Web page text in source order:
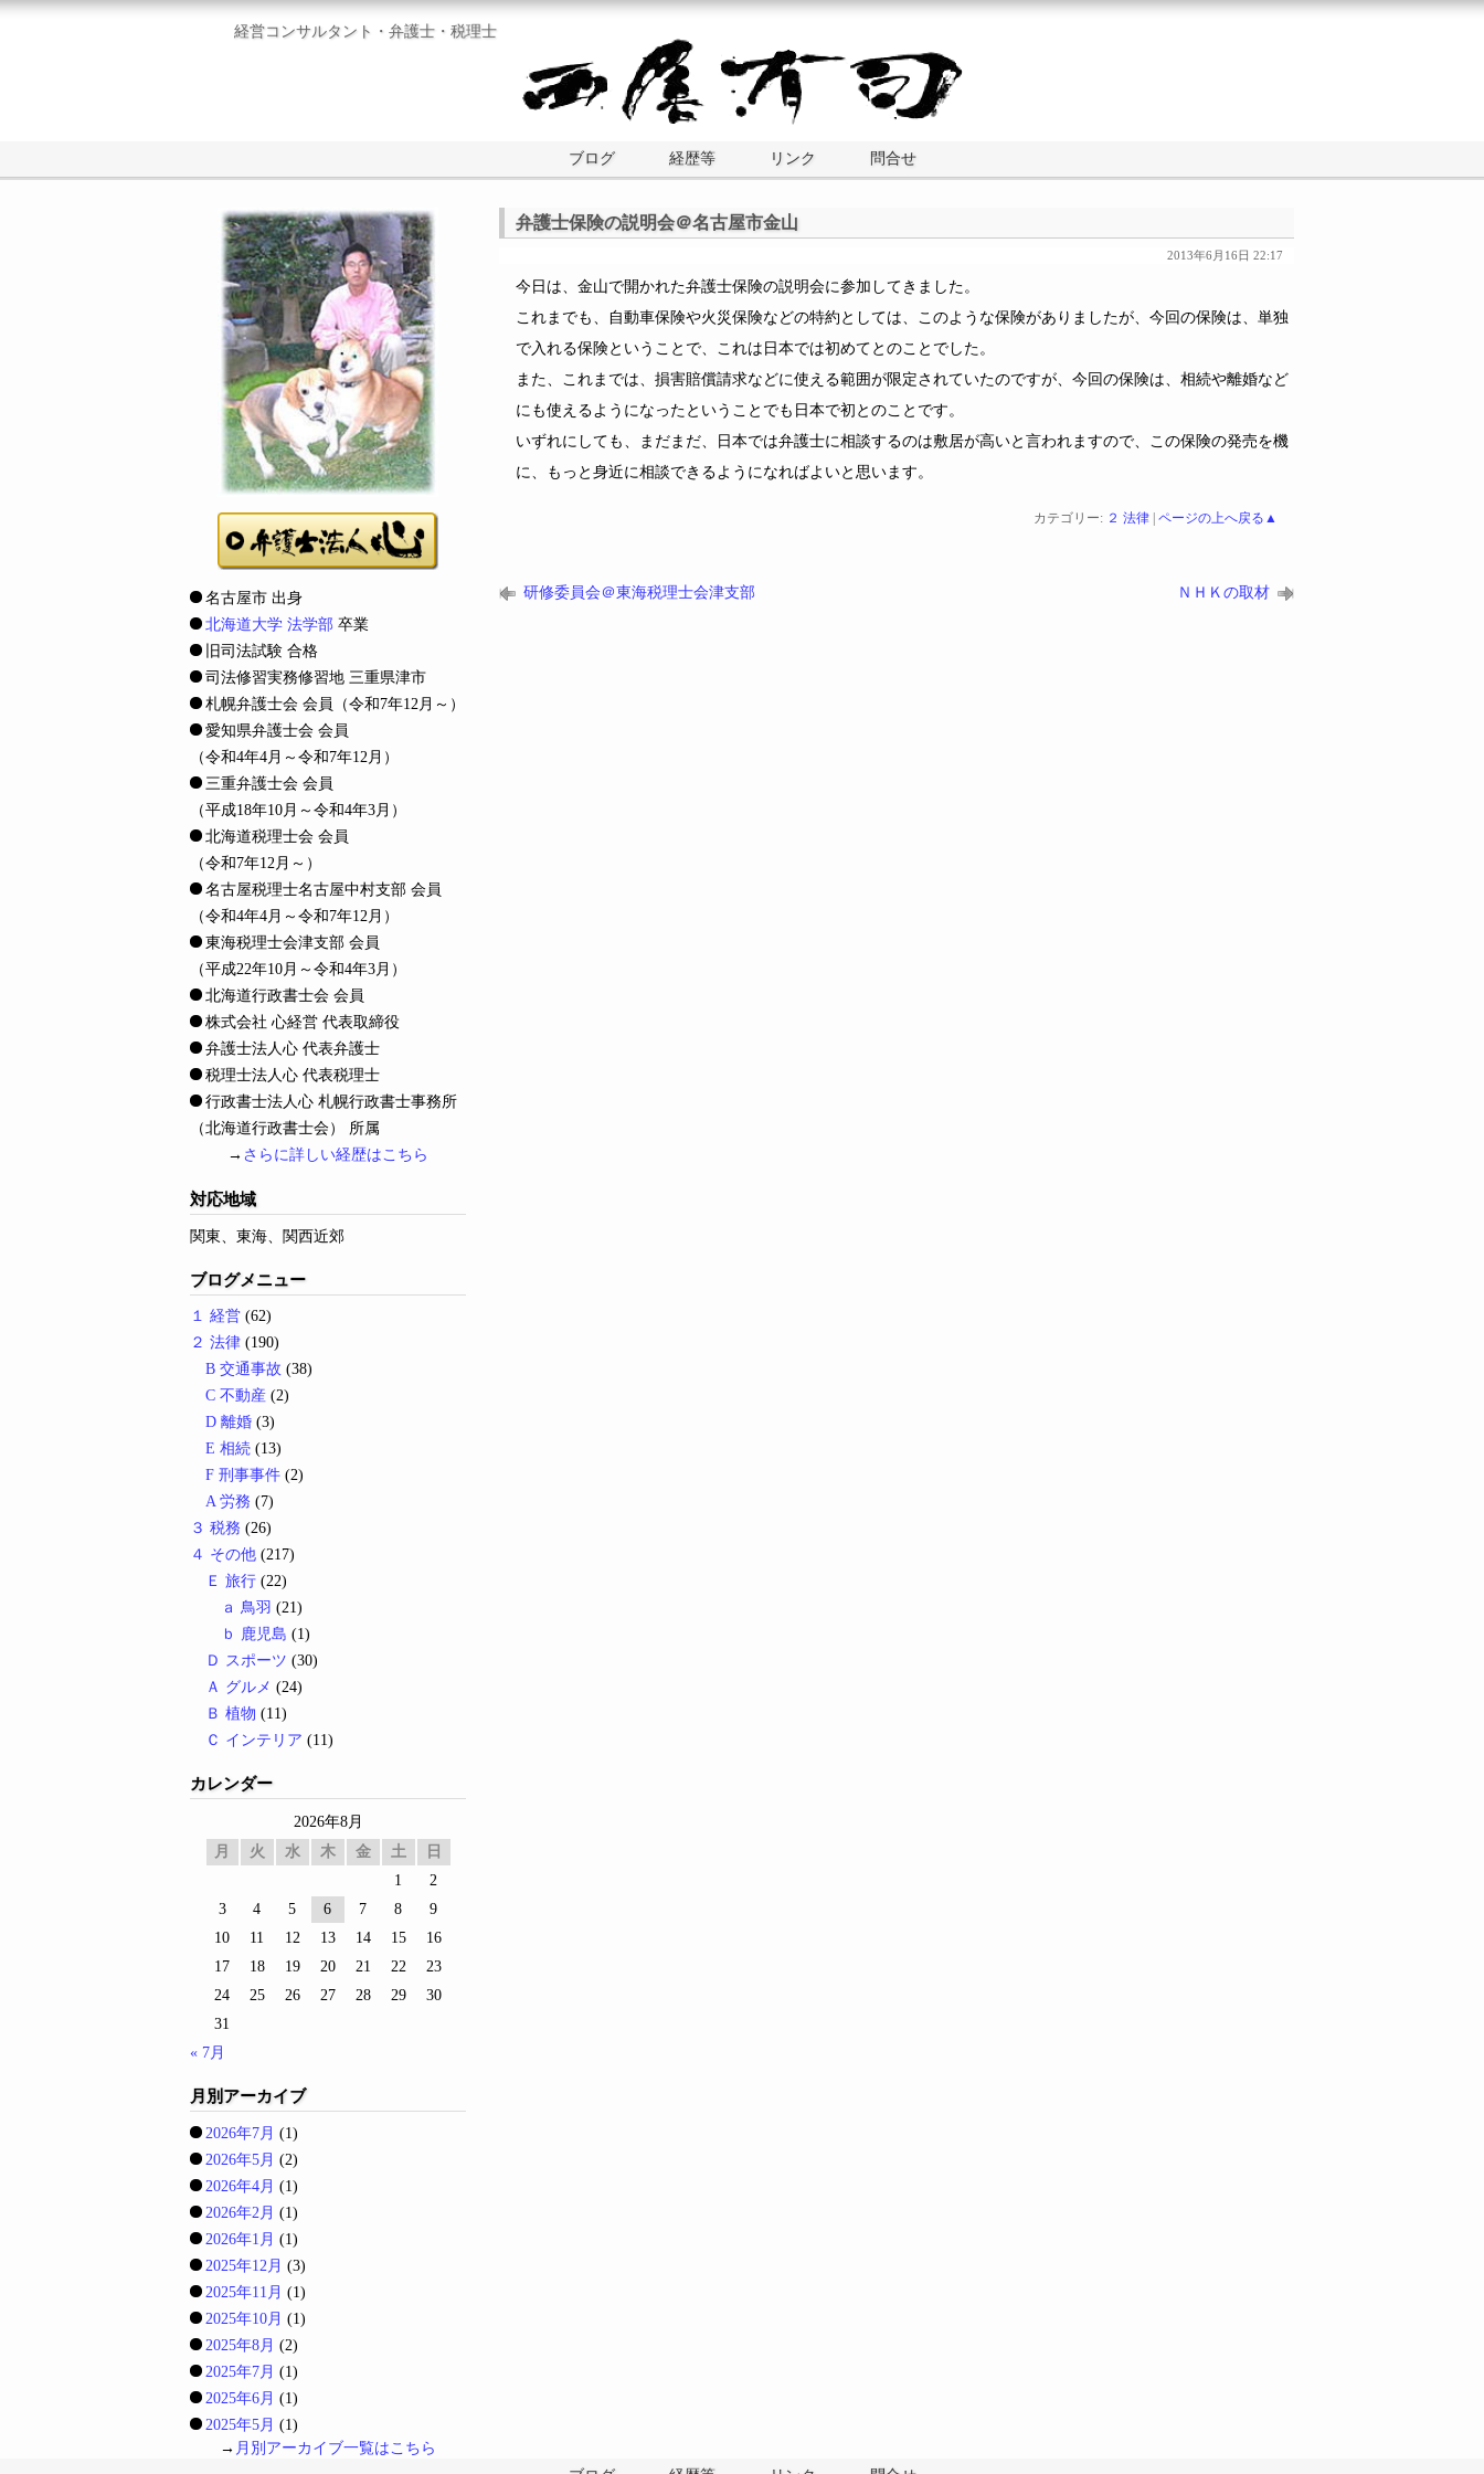
経営コンサルタント・弁護士・税理士
ブログ 経歴等 リンク 問合せ
弁護士保険の説明会＠名古屋市金山
2013年6月16日 22:17
今日は、金山で開かれた弁護士保険の説明会に参加してきました。
これまでも、自動車保険や火災保険などの特約としては、このような保険がありましたが、今回の保険は、単独
で入れる保険ということで、これは日本では初めてとのことでした。
また、これまでは、損害賠償請求などに使える範囲が限定されていたのですが、今回の保険は、相続や離婚など
にも使えるようになったということでも日本で初とのことです。
いずれにしても、まだまだ、日本では弁護士に相談するのは敷居が高いと言われますので、この保険の発売を機
に、もっと身近に相談できるようになればよいと思います。
カテゴリー: ２ 法律 ページの上へ戻る▲
研修委員会＠東海税理士会津支部 ＮＨＫの取材
名古屋市 出身
北海道大学 法学部 卒業
旧司法試験 合格
司法修習実務修習地 三重県津市
札幌弁護士会 会員
（令和7年12月～）
愛知県弁護士会 会員
（令和4年4月～令和7年12月）
三重弁護士会 会員
（平成18年10月～令和4年3月）
北海道税理士会 会員
（令和7年12月～）
名古屋税理士名古屋中村支部 会員
（令和4年4月～令和7年12月）
東海税理士会津支部 会員
（平成22年10月～令和4年3月）
北海道行政書士会 会員
株式会社 心経営 代表取締役
弁護士法人心 代表弁護士
税理士法人心 代表税理士
行政書士法人心 札幌行政書士事務所
（北海道行政書士会） 所属
→ さらに詳しい経歴はこちら
対応地域
関東、東海、関西近郊
ブログメニュー
１ 経営 (62)
２ 法律 (190)
B 交通事故 (38)
C 不動産 (2)
D 離婚 (3)
E 相続 (13)
F 刑事事件 (2)
A 労務 (7)
３ 税務 (26)
４ その他 (217)
Ｅ 旅行 (22)
ａ 鳥羽 (21)
ｂ 鹿児島 (1)
Ｄ スポーツ (30)
Ａ グルメ (24)
Ｂ 植物 (11)
Ｃ インテリア (11)
カレンダー
2026年8月
月
火 水 木 金 土
日
1
2
3
4 5 6 7 8
9
10
11 12 13 14 15
16
17
18 19 20 21 22
23
24
25 26 27 28 29
30
31
« 7月
月別アーカイブ
2026年7月 (1)
2026年5月 (2)
2026年4月 (1)
2026年2月 (1)
2026年1月 (1)
2025年12月 (3)
2025年11月 (1)
2025年10月 (1)
2025年8月 (2)
2025年7月 (1)
2025年6月 (1)
2025年5月 (1)
→ 月別アーカイブ一覧はこちら